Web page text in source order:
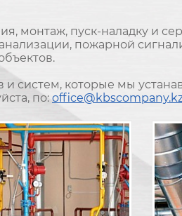
монтаж, пуск-наладку и
пожарной
систем, которые мы
по: